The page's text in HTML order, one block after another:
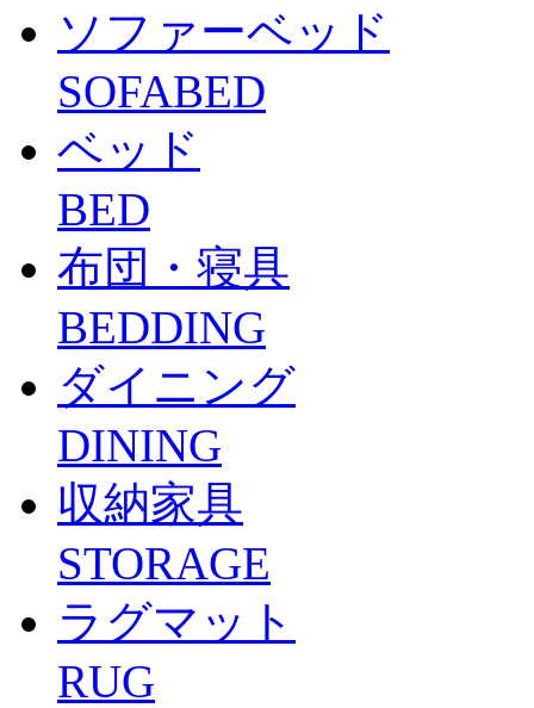
ソファーベッド
SOFABED
ベッド
BED
布団・寝具
BEDDING
ダイニング
DINING
収納家具
STORAGE
ラグマット
RUG